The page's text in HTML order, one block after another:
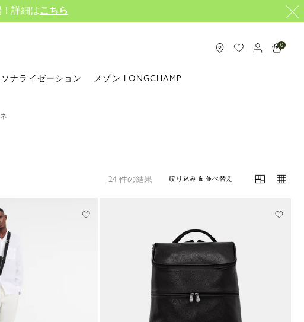
詳細はこちら
0
ナライゼーション メゾン LONGCHAMP
24 件の結果 絞り込み & 並べ替え